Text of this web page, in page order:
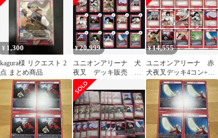
¥ 1,300
kagura様 リクエスト 2
点 まとめ商品
¥20,999
ユニオンアリーナ 犬
夜叉 デッキ販売 調
整パーツ付き
¥14,555
ユニオンアリーナ 赤
犬夜叉デッキ4コン+パ
ーツセット